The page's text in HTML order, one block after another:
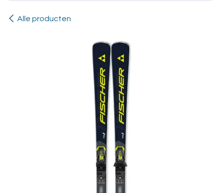
Alle producten